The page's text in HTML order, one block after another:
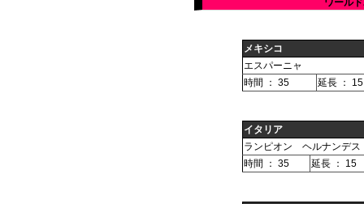
ワール
メキシコ
エスパーニャ
時間 ： 35
延長 ： 15
イタリア
ランピオン ヘルナンデス
時間 ： 35
延長 ： 15